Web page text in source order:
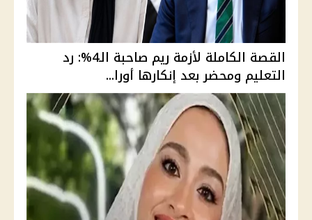
القصة الكاملة لأزمة ريم صاحبة الـ4%: رد
التعليم ومحضر بعد إنكارها أورا...